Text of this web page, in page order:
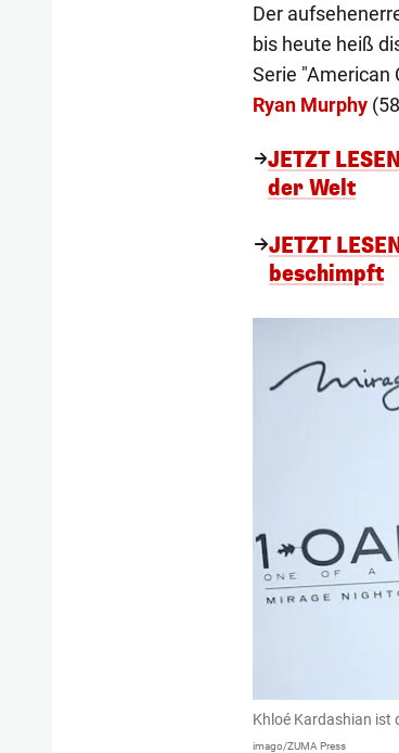
Der
bis heute heiß
Serie "American
Ryan Murphy
JETZT
der Welt
JETZT
beschimpft
Khloé Kardashian ist
imago/ZUMA Press